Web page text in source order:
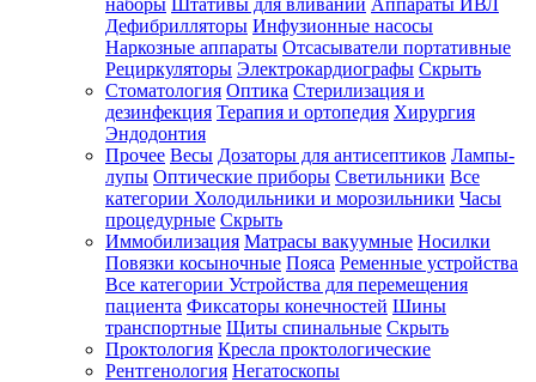
наборы Штативы для вливаний Аппараты ИВЛ
Дефибрилляторы Инфузионные насосы
Наркозные аппараты Отсасыватели портативные
Рециркуляторы Электрокардиографы Скрыть
Стоматология Оптика Стерилизация и
дезинфекция Терапия и ортопедия Хирургия
Эндодонтия
Прочее Весы Дозаторы для антисептиков Лампы-
лупы Оптические приборы Светильники Все
категории Холодильники и морозильники Часы
процедурные Скрыть
Иммобилизация Матрасы вакуумные Носилки
Повязки косыночные Пояса Ременные устройства
Все категории Устройства для перемещения
пациента Фиксаторы конечностей Шины
транспортные Щиты спинальные Скрыть
Проктология Кресла проктологические
Рентгенология Негатоскопы